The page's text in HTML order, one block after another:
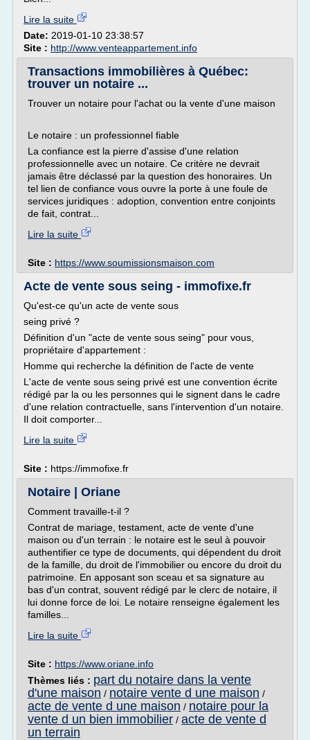
Lire la suite
Date: 2019-01-10 23:38:57
Site : http://www.venteappartement.info
Transactions immobilières à Québec:
trouver un notaire ...
Trouver un notaire pour l'achat ou la vente d'une maison
Le notaire : un professionnel fiable
La confiance est la pierre d'assise d'une relation
professionnelle avec un notaire. Ce critère ne devrait
jamais être déclassé par la question des honoraires. Un
tel lien de confiance vous ouvre la porte à une foule de
services juridiques : adoption, convention entre conjoints
de fait, contrat...
Lire la suite
Site : https://www.soumissionsmaison.com
Acte de vente sous seing - immofixe.fr
Qu'est-ce qu'un acte de vente sous
seing privé ?
Définition d'un "acte de vente sous seing" pour vous,
propriétaire d'appartement :
Homme qui recherche la définition de l'acte de vente
L'acte de vente sous seing privé est une convention écrite
rédigé par la ou les personnes qui le signent dans le cadre
d'une relation contractuelle, sans l'intervention d'un notaire.
Il doit comporter...
Lire la suite
Site : https://immofixe.fr
Notaire | Oriane
Comment travaille-t-il ?
Contrat de mariage, testament, acte de vente d'une
maison ou d'un terrain : le notaire est le seul à pouvoir
authentifier ce type de documents, qui dépendent du droit
de la famille, du droit de l'immobilier ou encore du droit du
patrimoine. En apposant son sceau et sa signature au
bas d'un contrat, souvent rédigé par le clerc de notaire, il
lui donne force de loi. Le notaire renseigne également les
familles...
Lire la suite
Site : https://www.oriane.info
Thèmes liés : part du notaire dans la vente
d'une maison / notaire vente d une maison /
acte de vente d une maison / notaire pour la
vente d un bien immobilier / acte de vente d
un terrain